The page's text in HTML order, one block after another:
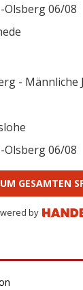
Olsberg 06/08
- Männliche
Olsberg 06/08
GESAMTEN
by